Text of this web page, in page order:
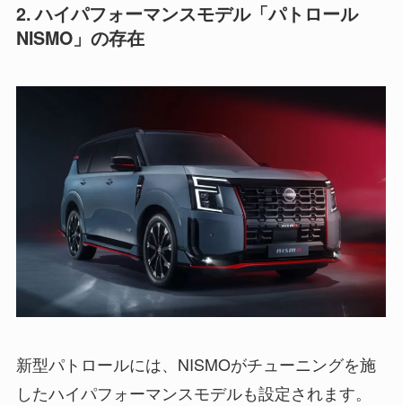
2. ハイパフォーマンスモデル「パトロール
NISMO」の存在
新型パトロールには、NISMOがチューニングを施
したハイパフォーマンスモデルも設定されます。